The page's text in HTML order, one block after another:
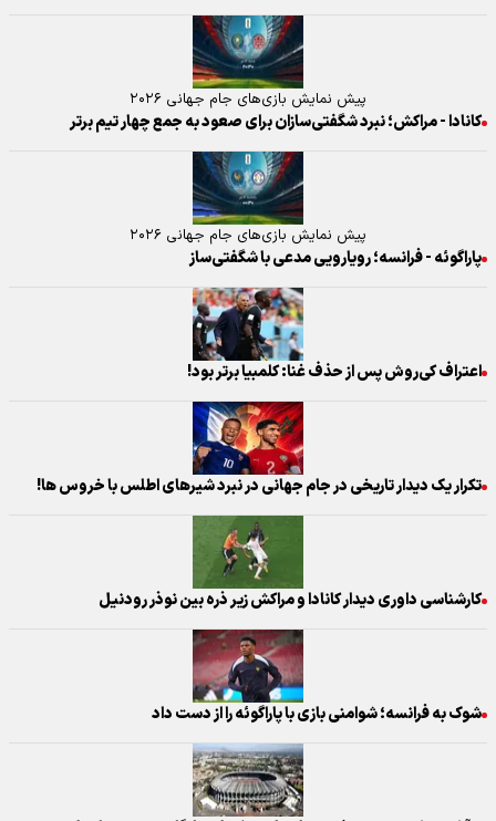
پیش نمایش بازی‌های جام جهانی ۲۰۲۶
کانادا - مراکش؛ نبرد شگفتی‌سازان برای صعود به جمع چهار تیم برتر
پیش نمایش بازی‌های جام جهانی ۲۰۲۶
پاراگوئه - فرانسه؛ رویارویی مدعی با شگفتی‌ساز
اعتراف کی‌روش پس از حذف غنا: کلمبیا برتر بود!
تکرار یک دیدار تاریخی در جام جهانی در نبرد شیر‌های اطلس با خروس ها!
کارشناسی داوری دیدار کانادا و مراکش زیر ذره بین نوذر رودنیل
شوک به فرانسه؛ شوامنی بازی با پاراگوئه را از دست داد